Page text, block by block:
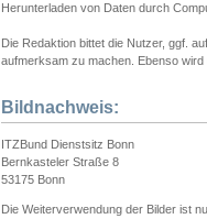
Herunterladen von Daten durch
Die Redaktion bittet die Nutzer, ggf.
aufmerksam zu machen. Ebenso
Bildnachweis:
ITZBund Dienstsitz Bonn
Bernkasteler Straße 8
53175 Bonn
Die Weiterverwendung der Bilder ist